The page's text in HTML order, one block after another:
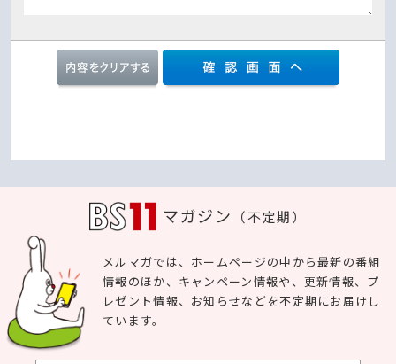
マガジン （不定期）
メルマガでは、ホームページの中から最新の番組
情報のほか、キャンペーン情報や、更新情報、プ
レゼント情報、お知らせなどを不定期にお届けし
ています。